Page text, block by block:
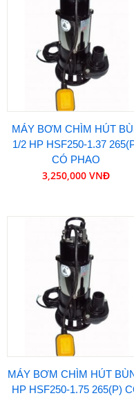
MÁY BƠM CHÌM HÚT
1/2 HP HSF250-1.37
CÓ PHAO
3,250,000 VNĐ
MÁY BƠM CHÌM HÚT
HP HSF250-1.75 265(P)